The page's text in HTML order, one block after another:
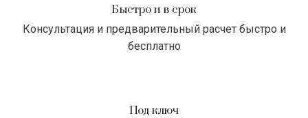
Быстро и в срок
Консультация и предварительный расчет быстро и
бесплатно
Под ключ